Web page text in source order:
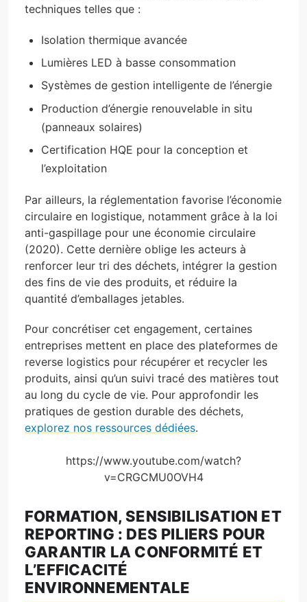
techniques telles que :
Isolation thermique avancée
Lumières LED à basse consommation
Systèmes de gestion intelligente de l’énergie
Production d’énergie renouvelable in situ
(panneaux solaires)
Certification HQE pour la conception et
l’exploitation
Par ailleurs, la réglementation favorise l’économie
circulaire en logistique, notamment grâce à la loi
anti-gaspillage pour une économie circulaire
(2020). Cette dernière oblige les acteurs à
renforcer leur tri des déchets, intégrer la gestion
des fins de vie des produits, et réduire la
quantité d’emballages jetables.
Pour concrétiser cet engagement, certaines
entreprises mettent en place des plateformes de
reverse logistics pour récupérer et recycler les
produits, ainsi qu’un suivi tracé des matières tout
au long du cycle de vie. Pour approfondir les
pratiques de gestion durable des déchets,
explorez nos ressources dédiées.
https://www.youtube.com/watch?
v=CRGCMU0OVH4
FORMATION, SENSIBILISATION ET
REPORTING : DES PILIERS POUR
GARANTIR LA CONFORMITÉ ET
L’EFFICACITÉ
ENVIRONNEMENTALE